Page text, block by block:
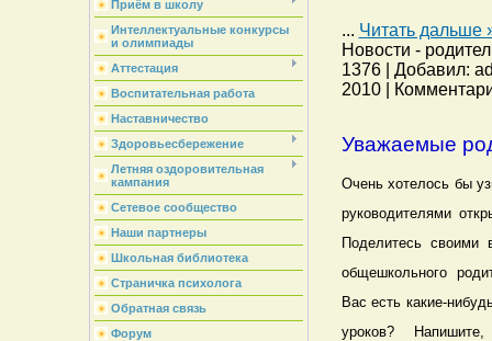
Приём в школу
Интеллектуальные конкурсы
и олимпиады
Аттестация
Воспитательная работа
Наставничество
Здоровьесбережение
Летняя оздоровительная
кампания
Сетевое сообщество
Наши партнеры
Школьная библиотека
Страничка психолога
Обратная связь
Форум
... Читать дальше
Новости -
1376 | Добавил:
2010 |
Уважаемые
Очень хотелось бы
руководителями
Поделитесь своими
общешкольного
Вас есть какие-
уроков?